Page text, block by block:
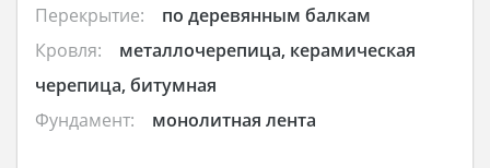
Перекрытие:
по деревянным балкам
Кровля:
металлочерепица, керамическая
черепица, битумная
Фундамент:
монолитная лента